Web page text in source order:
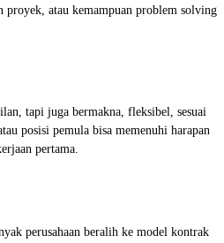
proyek, atau kemampuan problem solving
tapi juga bermakna, fleksibel, sesuai
posisi pemula bisa memenuhi harapan
pertama.
perusahaan beralih ke model kontrak